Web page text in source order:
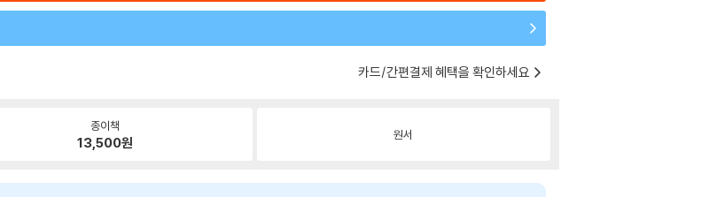
카드/간편결제 혜택을 확인하세요
종이책
13,500원 원서